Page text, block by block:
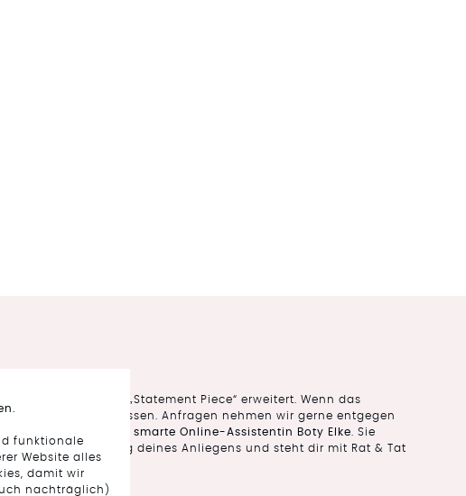
funktionale
Website alles
damit wir
nachträglich)
Kollektion um ein „Statement Piece“ erweitert. Wenn das
ist, lass es uns wissen. Anfragen nehmen wir gerne entgegen
unsere smarte Online-Assistentin Boty Elke . Sie
der Beantwortung deines Anliegens und steht dir mit Rat & Tat